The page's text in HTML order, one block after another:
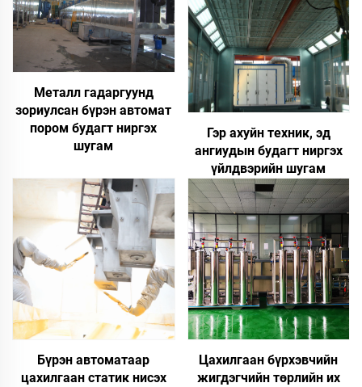
Металл гадаргуунд
зориулсан бүрэн автомат
пором будагт ниргэх
шугам
Гэр ахуйн техник, эд
ангиудын будагт ниргэх
үйлдвэрийн шугам
Бүрэн автоматаар
цахилгаан статик нисэх
Цахилгаан бүрхэвчийн
жигдэгчийн төрлийн их